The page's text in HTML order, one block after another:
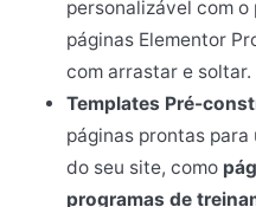
personalizável com
páginas Elementor
com arrastar e soltar.
Templates Pré-
páginas prontas
do seu site, como
programas de